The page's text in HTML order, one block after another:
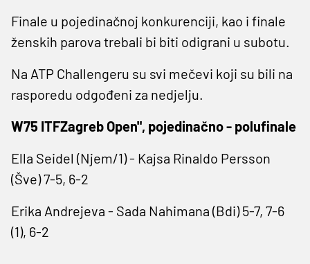
Finale u pojedinačnoj konkurenciji, kao i finale
ženskih parova trebali bi biti odigrani u subotu.
Na ATP Challengeru su svi mečevi koji su bili na
rasporedu odgođeni za nedjelju.
W75 ITFZagreb Open", pojedinačno - polufinale
Ella Seidel (Njem/1) - Kajsa Rinaldo Persson
(Šve) 7-5, 6-2
Erika Andrejeva - Sada Nahimana (Bdi) 5-7, 7-6
(1), 6-2